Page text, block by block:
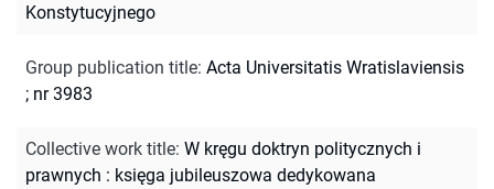
Konstytucyjnego
Group publication title: Acta Universitatis Wratislaviensis
; nr 3983
Collective work title: W kręgu doktryn politycznych i
prawnych : księga jubileuszowa dedykowana